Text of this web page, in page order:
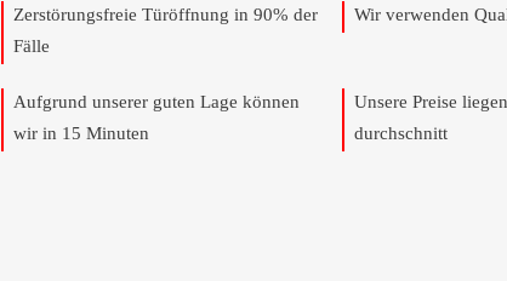
Zerstörungsfreie Türöffnung in 90% der
Fälle
Wir verwenden
Aufgrund unserer guten Lage können
wir in 15 Minuten
Unsere Preise
durchschnitt